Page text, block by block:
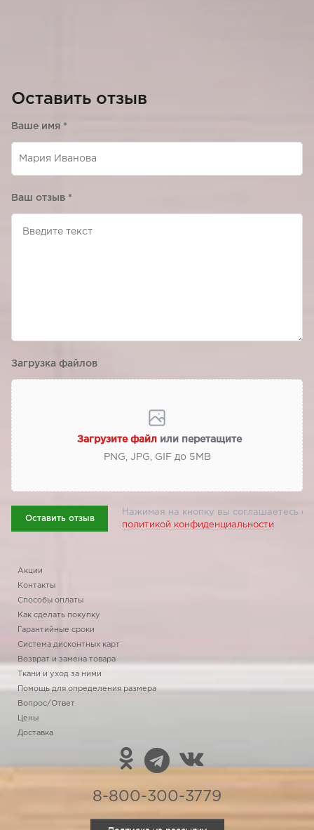
Оставить отзыв
Ваше имя *
Ваш отзыв *
Загрузка файлов
Загрузите файл или перетащите
PNG, JPG, GIF до 5МВ
Оставить отзыв
Нажимая на кнопку вы соглашаетесь с
политикой конфиденциальности
Акции
Контакты
Способы оплаты
Как сделать покупку
Гарантийные сроки
Система дисконтных карт
Возврат и замена товара
Ткани и уход за ними
Помощь для определения размера
Вопрос/Ответ
Цены
Доставка
8-800-300-3779